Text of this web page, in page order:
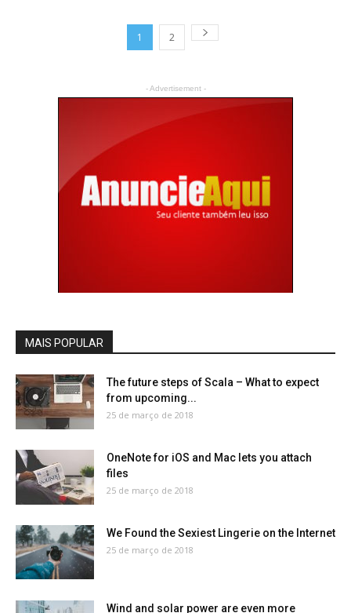
1 2
- Advertisement -
MAIS POPULAR
The future steps of Scala – What to expect
from upcoming...
25 de março de 2018
OneNote for iOS and Mac lets you attach
files
25 de março de 2018
We Found the Sexiest Lingerie on the Internet
25 de março de 2018
Wind and solar power are even more